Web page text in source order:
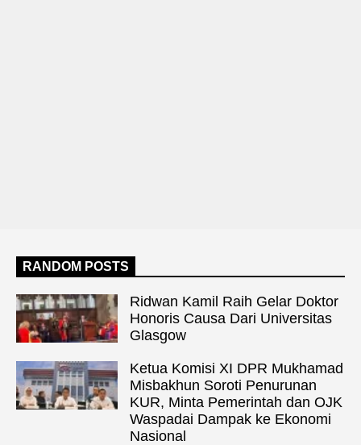
RANDOM POSTS
Ridwan Kamil Raih Gelar Doktor
Honoris Causa Dari Universitas
Glasgow
Ketua Komisi XI DPR Mukhamad
Misbakhun Soroti Penurunan
KUR, Minta Pemerintah dan OJK
Waspadai Dampak ke Ekonomi
Nasional